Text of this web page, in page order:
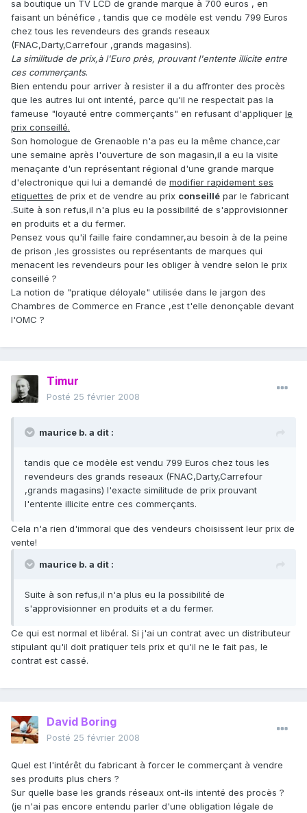
sa boutique un TV LCD de grande marque à 700 euros , en
faisant un bénéfice , tandis que ce modèle est vendu 799 Euros
chez tous les revendeurs des grands reseaux
(FNAC,Darty,Carrefour ,grands magasins).
La similitude de prix,à l'Euro près, prouvant l'entente illicite entre
ces commerçants.
Bien entendu pour arriver à resister il a du affronter des procès
que les autres lui ont intenté, parce qu'il ne respectait pas la
fameuse "loyauté entre commerçants" en refusant d'appliquer le
prix conseillé.
Son homologue de Grenaoble n'a pas eu la même chance,car
une semaine après l'ouverture de son magasin,il a eu la visite
menaçante d'un représentant régional d'une grande marque
d'electronique qui lui a demandé de modifier rapidement ses
etiquettes de prix et de vendre au prix conseillé par le fabricant
.Suite à son refus,il n'a plus eu la possibilité de s'approvisionner
en produits et a du fermer.
Pensez vous qu'il faille faire condamner,au besoin à de la peine
de prison ,les grossistes ou représentants de marques qui
menacent les revendeurs pour les obliger à vendre selon le prix
conseillé ?
La notion de "pratique déloyale" utilisée dans le jargon des
Chambres de Commerce en France ,est t'elle denonçable devant
l'OMC ?
Timur
Posté 25 février 2008
maurice b. a dit :
tandis que ce modèle est vendu 799 Euros chez tous les
revendeurs des grands reseaux (FNAC,Darty,Carrefour
,grands magasins) l'exacte similitude de prix prouvant
l'entente illicite entre ces commerçants.
Cela n'a rien d'immoral que des vendeurs choisissent leur prix de
vente!
maurice b. a dit :
Suite à son refus,il n'a plus eu la possibilité de
s'approvisionner en produits et a du fermer.
Ce qui est normal et libéral. Si j'ai un contrat avec un distributeur
stipulant qu'il doit pratiquer tels prix et qu'il ne le fait pas, le
contrat est cassé.
David Boring
Posté 25 février 2008
Quel est l'intérêt du fabricant à forcer le commerçant à vendre
ses produits plus chers ?
Sur quelle base les grands réseaux ont-ils intenté des procès ?
(je n'ai pas encore entendu parler d'une obligation légale de